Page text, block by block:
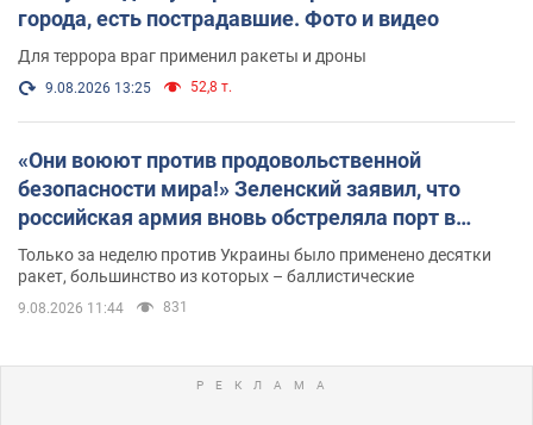
города, есть пострадавшие. Фото и видео
Для террора враг применил ракеты и дроны
9.08.2026 13:25 52,8 т.
«Они воюют против продовольственной
безопасности мира!» Зеленский заявил, что
российская армия вновь обстреляла порт в
Одессе
Только за неделю против Украины было применено десятки
ракет, большинство из которых – баллистические
9.08.2026 11:44 831